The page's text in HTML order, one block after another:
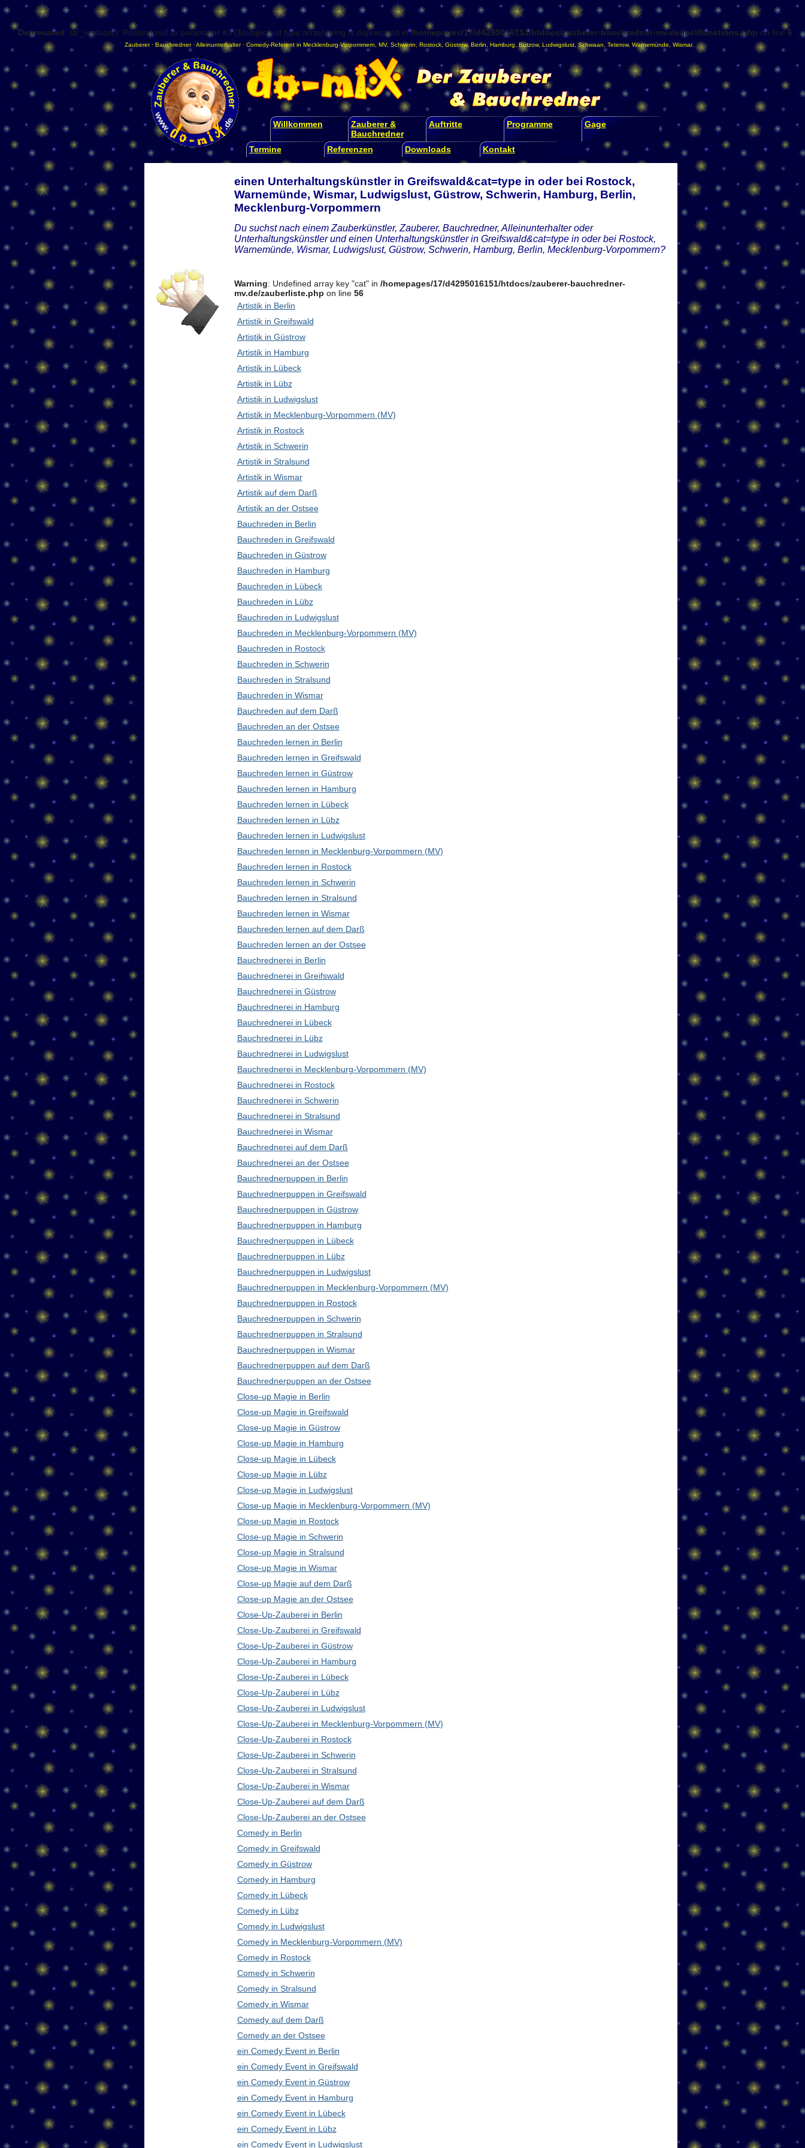
Deprecated: str_replace(): Passing null to parameter #3 ($subject) of type array|string is deprecated in/homepages/17/d4295016151/htdocs/zauberer-bauchredner-mv.de/incl/functions.php on line6
Zauberer· Bauchredner·Alleinunterhalter· Comedy-Referent in Mecklenburg-Vorpommern MV, Schwerin Rostock Güstrow,Berlin Hamburg ,Bützow, Ludwigslust ,Schwaan Teterow, Warnemünde Wismar.
Willkommen
Zauberer &
Bauchredner
Auftritte Programme Gage
Termine Referenzen Downloads Kontakt
einen Unterhaltungskünstler in Greifswald&cat=type in oder bei Rostock,
Warnemünde, Wismar, Ludwigslust, Güstrow, Schwerin, Hamburg, Berlin,
Mecklenburg-Vorpommern
Du suchst nach einem Zauberkünstler, Zauberer, Bauchredner, Alleinunterhalter oder
Unterhaltungskünstler und einen Unterhaltungskünstler in Greifswald&cat=type in oder bei Rostock,
Warnemünde, Wismar, Ludwigslust, Güstrow, Schwerin, Hamburg, Berlin, Mecklenburg-Vorpommern?
Warning: Undefined array key "cat" in /homepages/17/d4295016151/htdocs/zauberer-bauchredner-
mv.de/zauberliste.php on line 56
Artistik in Berlin
Artistik in Greifswald
Artistik in Güstrow
Artistik in Hamburg
Artistik in Lübeck
Artistik in Lübz
Artistik in Ludwigslust
Artistik in Mecklenburg-Vorpommern (MV)
Artistik in Rostock
Artistik in Schwerin
Artistik in Stralsund
Artistik in Wismar
Artistik auf dem Darß
Artistik an der Ostsee
Bauchreden in Berlin
Bauchreden in Greifswald
Bauchreden in Güstrow
Bauchreden in Hamburg
Bauchreden in Lübeck
Bauchreden in Lübz
Bauchreden in Ludwigslust
Bauchreden in Mecklenburg-Vorpommern (MV)
Bauchreden in Rostock
Bauchreden in Schwerin
Bauchreden in Stralsund
Bauchreden in Wismar
Bauchreden auf dem Darß
Bauchreden an der Ostsee
Bauchreden lernen in Berlin
Bauchreden lernen in Greifswald
Bauchreden lernen in Güstrow
Bauchreden lernen in Hamburg
Bauchreden lernen in Lübeck
Bauchreden lernen in Lübz
Bauchreden lernen in Ludwigslust
Bauchreden lernen in Mecklenburg-Vorpommern (MV)
Bauchreden lernen in Rostock
Bauchreden lernen in Schwerin
Bauchreden lernen in Stralsund
Bauchreden lernen in Wismar
Bauchreden lernen auf dem Darß
Bauchreden lernen an der Ostsee
Bauchrednerei in Berlin
Bauchrednerei in Greifswald
Bauchrednerei in Güstrow
Bauchrednerei in Hamburg
Bauchrednerei in Lübeck
Bauchrednerei in Lübz
Bauchrednerei in Ludwigslust
Bauchrednerei in Mecklenburg-Vorpommern (MV)
Bauchrednerei in Rostock
Bauchrednerei in Schwerin
Bauchrednerei in Stralsund
Bauchrednerei in Wismar
Bauchrednerei auf dem Darß
Bauchrednerei an der Ostsee
Bauchrednerpuppen in Berlin
Bauchrednerpuppen in Greifswald
Bauchrednerpuppen in Güstrow
Bauchrednerpuppen in Hamburg
Bauchrednerpuppen in Lübeck
Bauchrednerpuppen in Lübz
Bauchrednerpuppen in Ludwigslust
Bauchrednerpuppen in Mecklenburg-Vorpommern (MV)
Bauchrednerpuppen in Rostock
Bauchrednerpuppen in Schwerin
Bauchrednerpuppen in Stralsund
Bauchrednerpuppen in Wismar
Bauchrednerpuppen auf dem Darß
Bauchrednerpuppen an der Ostsee
Close-up Magie in Berlin
Close-up Magie in Greifswald
Close-up Magie in Güstrow
Close-up Magie in Hamburg
Close-up Magie in Lübeck
Close-up Magie in Lübz
Close-up Magie in Ludwigslust
Close-up Magie in Mecklenburg-Vorpommern (MV)
Close-up Magie in Rostock
Close-up Magie in Schwerin
Close-up Magie in Stralsund
Close-up Magie in Wismar
Close-up Magie auf dem Darß
Close-up Magie an der Ostsee
Close-Up-Zauberei in Berlin
Close-Up-Zauberei in Greifswald
Close-Up-Zauberei in Güstrow
Close-Up-Zauberei in Hamburg
Close-Up-Zauberei in Lübeck
Close-Up-Zauberei in Lübz
Close-Up-Zauberei in Ludwigslust
Close-Up-Zauberei in Mecklenburg-Vorpommern (MV)
Close-Up-Zauberei in Rostock
Close-Up-Zauberei in Schwerin
Close-Up-Zauberei in Stralsund
Close-Up-Zauberei in Wismar
Close-Up-Zauberei auf dem Darß
Close-Up-Zauberei an der Ostsee
Comedy in Berlin
Comedy in Greifswald
Comedy in Güstrow
Comedy in Hamburg
Comedy in Lübeck
Comedy in Lübz
Comedy in Ludwigslust
Comedy in Mecklenburg-Vorpommern (MV)
Comedy in Rostock
Comedy in Schwerin
Comedy in Stralsund
Comedy in Wismar
Comedy auf dem Darß
Comedy an der Ostsee
ein Comedy Event in Berlin
ein Comedy Event in Greifswald
ein Comedy Event in Güstrow
ein Comedy Event in Hamburg
ein Comedy Event in Lübeck
ein Comedy Event in Lübz
ein Comedy Event in Ludwigslust